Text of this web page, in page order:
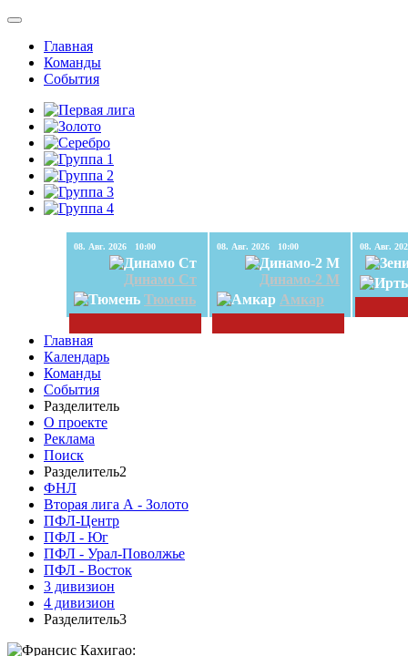
Главная
Команды
События
08. Авг. 2026 10:00
Динамо Ст
Тюмень
08. Авг. 2026 10:00
Динамо-2 М
Амкар
Главная
Календарь
Команды
События
Разделитель
О проекте
Реклама
Поиск
Разделитель2
ФНЛ
Вторая лига А - Золото
ПФЛ-Центр
ПФЛ - Юг
ПФЛ - Урал-Поволжье
ПФЛ - Восток
3 дивизион
4 дивизион
Разделитель3